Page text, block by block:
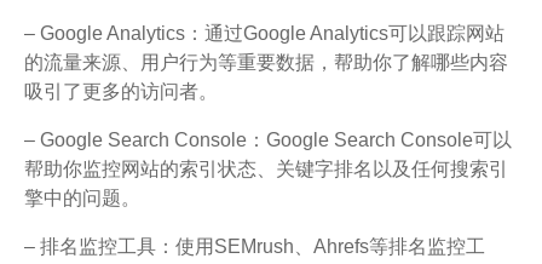
– Google Analytics：通过Google Analytics可以跟踪网站
的流量来源、用户行为等重要数据，帮助你了解哪些内容
吸引了更多的访问者。
– Google Search Console：Google Search Console可以
帮助你监控网站的索引状态、关键字排名以及任何搜索引
擎中的问题。
– 排名监控工具：使用SEMrush、Ahrefs等排名监控工